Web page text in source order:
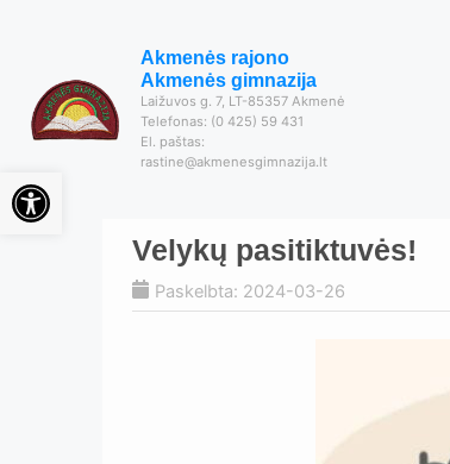
Akmenės rajono
Akmenės gimnazija
Laižuvos g. 7, LT-85357 Akmenė
Telefonas: (0 425) 59 431
El. paštas:
rastine@akmenesgimnazija.lt
Velykų pasitiktuvės!
Paskelbta: 2024-03-26
Open toolbar